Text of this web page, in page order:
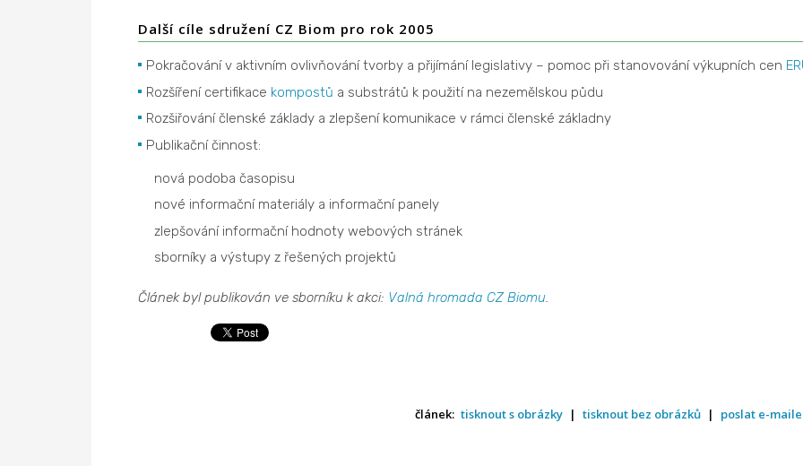
Další cíle sdružení CZ Biom pro rok 2005
Pokračování v aktivním ovlivňování tvorby a přijímání legislativy – pomoc při stanovování výkupních cen
Rozšíření certifikace kompostů a substrátů k použití na nezemělskou půdu
Rozšiřování členské základy a zlepšení komunikace v rámci členské základny
Publikační činnost:
nová podoba časopisu
nové informační materiály a informační panely
zlepšování informační hodnoty webových stránek
sborníky a výstupy z řešených projektů
Článek byl publikován ve sborníku k akci: Valná hromada CZ Biomu.
článek: tisknout s obrázky | tisknout bez obrázků | poslat e-